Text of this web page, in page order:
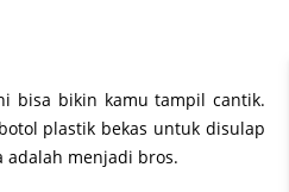
bisa bikin kamu tampil cantik.
plastik bekas untuk disulap
adalah menjadi bros.